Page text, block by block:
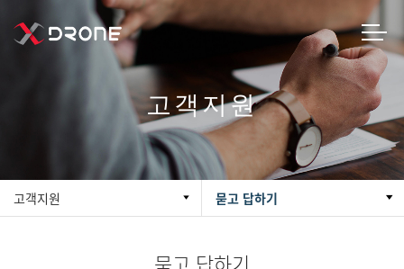
고객지원
고객지원 묻고 답하기